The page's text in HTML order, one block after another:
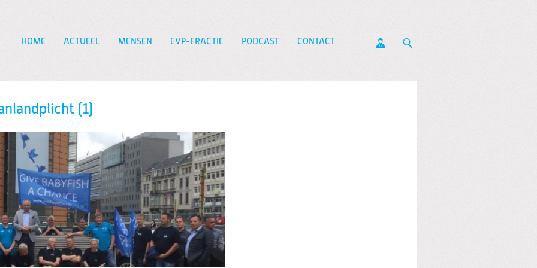
HOME ACTUEEL MENSEN EVP-FRACTIE PODCAST CONTACT
(1)